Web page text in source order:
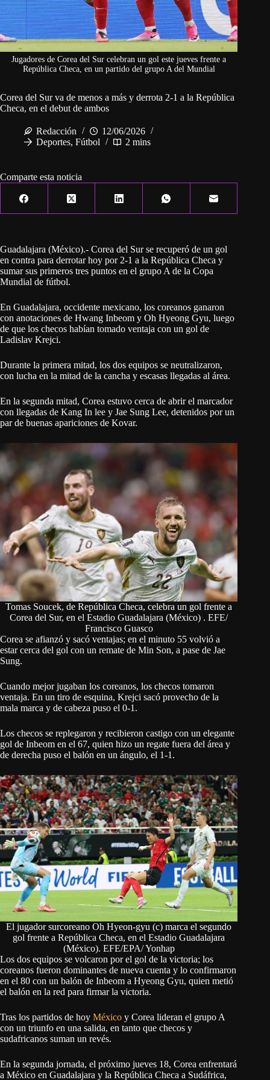
Jugadores de Corea del Sur celebran un gol este jueves frente a
República Checa, en un partido del grupo A del Mundial
Corea del Sur va de menos a más y derrota 2-1 a la República
Checa, en el debut de ambos
Redacción
12/06/2026
Deportes, Fútbol 2 mins
Comparte esta noticia
Guadalajara (México).- Corea del Sur se recuperó de un gol
en contra para derrotar hoy por 2-1 a la República Checa y
sumar sus primeros tres puntos en el grupo A de la Copa
Mundial de fútbol.
En Guadalajara, occidente mexicano, los coreanos ganaron
con anotaciones de Hwang Inbeom y Oh Hyeong Gyu, luego
de que los checos habían tomado ventaja con un gol de
Ladislav Krejci.
Durante la primera mitad, los dos equipos se neutralizaron,
con lucha en la mitad de la cancha y escasas llegadas al área.
En la segunda mitad, Corea estuvo cerca de abrir el marcador
con llegadas de Kang In lee y Jae Sung Lee, detenidos por un
par de buenas apariciones de Kovar.
Tomas Soucek, de República Checa, celebra un gol frente a
Corea del Sur, en el Estadio Guadalajara (México) . EFE/
Francisco Guasco
Corea se afianzó y sacó ventajas; en el minuto 55 volvió a
estar cerca del gol con un remate de Min Son, a pase de Jae
Sung.
Cuando mejor jugaban los coreanos, los checos tomaron
ventaja. En un tiro de esquina, Krejci sacó provecho de la
mala marca y de cabeza puso el 0-1.
Los checos se replegaron y recibieron castigo con un elegante
gol de Inbeom en el 67, quien hizo un regate fuera del área y
de derecha puso el balón en un ángulo, el 1-1.
El jugador surcoreano Oh Hyeon-gyu (c) marca el segundo
gol frente a República Checa, en el Estadio Guadalajara
(México). EFE/EPA/ Yonhap
Los dos equipos se volcaron por el gol de la victoria; los
coreanos fueron dominantes de nueva cuenta y lo confirmaron
en el 80 con un balón de Inbeom a Hyeong Gyu, quien metió
el balón en la red para firmar la victoria.
Tras los partidos de hoy México y Corea lideran el grupo A
con un triunfo en una salida, en tanto que checos y
sudafricanos suman un revés.
En la segunda jornada, el próximo jueves 18, Corea enfrentará
a México en Guadalajara y la República Checa a Sudáfrica,